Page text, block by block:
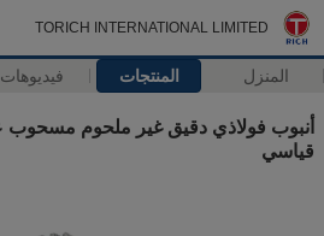
TORICH INTERNATIONAL LIMITED
المنزل المنتجات فيديوهات
قياسي